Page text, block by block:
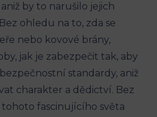
by to narušilo jejich
ohledu na to, zda se
nebo kovové brány,
jak je zabezpečit tak, aby
standardy, aniž
charakter a dědictví. Bez
fascinujícího světa